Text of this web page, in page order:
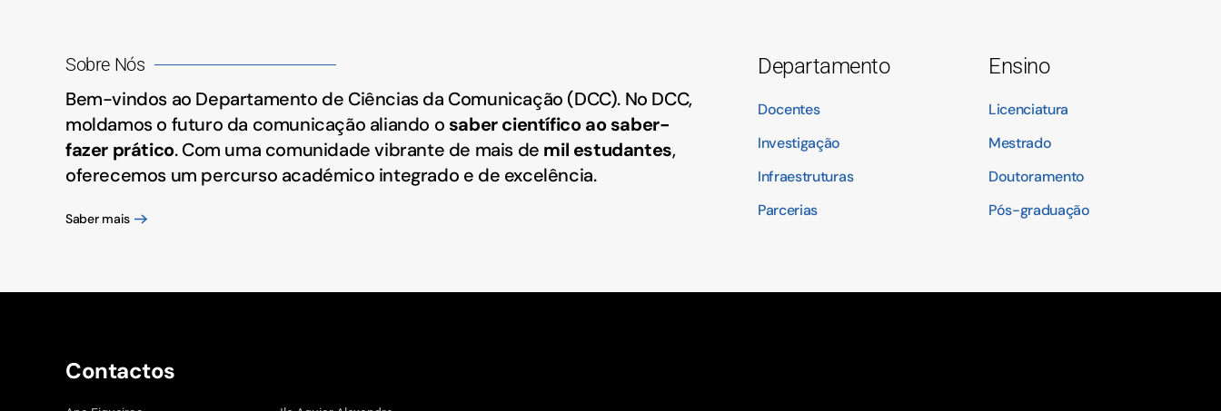
Sobre Nós
Bem-vindos ao Departamento de Ciências da Comunicação (DCC). No DCC,
moldamos o futuro da comunicação aliando o saber científico ao saber-
fazer prático. Com uma comunidade vibrante de mais de mil estudantes,
oferecemos um percurso académico integrado e de excelência.
Saber mais
Departamento
Docentes
Investigação
Infraestruturas
Parcerias
Ensino
Licenciatura
Mestrado
Doutoramento
Pós-graduação
Contactos